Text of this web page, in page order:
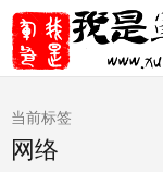
当前标签
网络